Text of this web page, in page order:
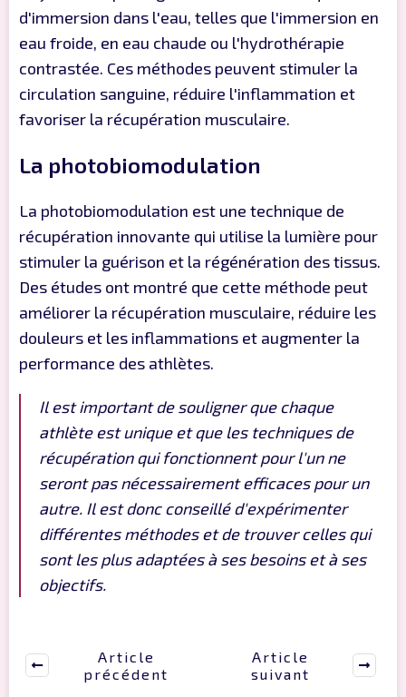
d'immersion dans l'eau, telles que l'immersion en
eau froide, en eau chaude ou l'hydrothérapie
contrastée. Ces méthodes peuvent stimuler la
circulation sanguine, réduire l'inflammation et
favoriser la récupération musculaire.
La photobiomodulation
La photobiomodulation est une technique de
récupération innovante qui utilise la lumière pour
stimuler la guérison et la régénération des tissus.
Des études ont montré que cette méthode peut
améliorer la récupération musculaire, réduire les
douleurs et les inflammations et augmenter la
performance des athlètes.
Il est important de souligner que chaque
athlète est unique et que les techniques de
récupération qui fonctionnent pour l'un ne
seront pas nécessairement efficaces pour un
autre. Il est donc conseillé d'expérimenter
différentes méthodes et de trouver celles qui
sont les plus adaptées à ses besoins et à ses
objectifs.
Article
précédent
Article
suivant